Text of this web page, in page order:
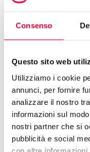
Consenso
Questo sito web
Utilizziamo i cookie
annunci, per fornire
analizzare il nostro
informazioni sul
nostri partner che si
pubblicità e social
under 33, nat* dopo il
collettivi
No post
current
verify if